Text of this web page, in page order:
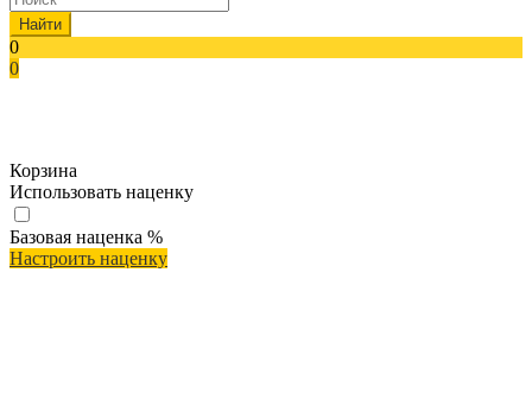
Найти
0
0
Корзина
Использовать наценку
Базовая наценка %
Настроить наценку